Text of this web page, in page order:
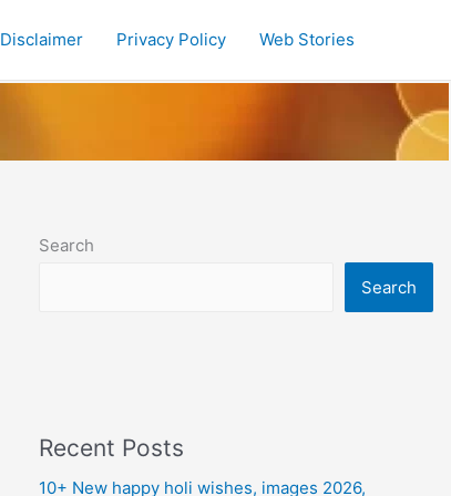
Disclaimer Privacy Policy Web Stories
Search
Search
Recent Posts
10+ New happy holi wishes, images 2026,